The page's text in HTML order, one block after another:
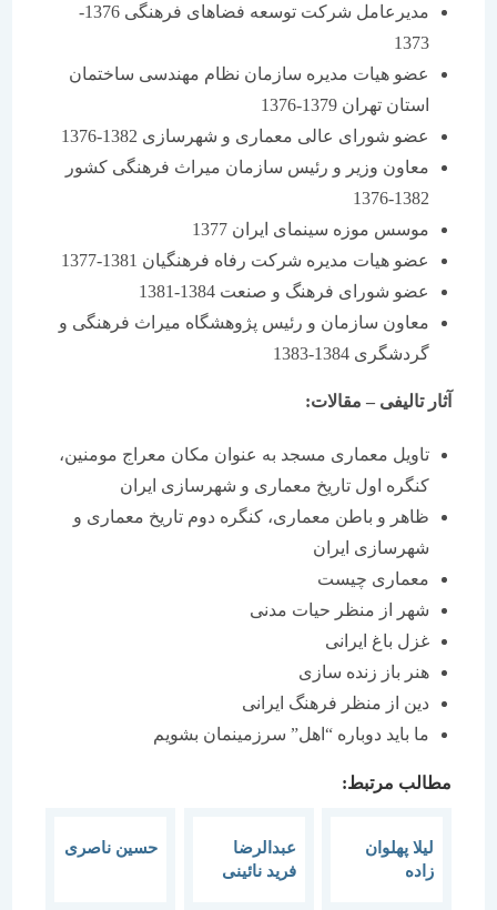
مدیرعامل شركت توسعه فضاهای فرهنگی 1376-
عضو هیات مدیره سازمان نظام مهندسی ساختمان
استان تهران 1379-1376
عضو شورای عالی معماری و شهرسازی 1382-1376
معاون وزیر و رئیس سازمان میراث فرهنگی كشور
موسس موزه سینمای ایران 1377
عضو هیات مدیره شركت رفاه فرهنگیان 1381-1377
عضو شورای فرهنگ و صنعت 1384-1381
معاون سازمان و رئیس پژوهشگاه میراث فرهنگی و
گردشگری 1384-1383
آثار تالیفی – مقالات:
تاویل معماری مسجد به عنوان مكان معراج مومنین،
كنگره اول تاریخ معماری و شهرسازی ایران
ظاهر و باطن معماری، كنگره دوم تاریخ معماری و
شهرسازی ایران
معماری چیست
شهر از منظر حیات مدنی
غزل باغ ایرانی
هنر باز زنده سازی
دین از منظر فرهنگ ایرانی
ما باید دوباره “اهل” سرزمینمان بشویم
مطالب مرتبط:
لیلا پهلوان
عبدالرضا
فرید نائینی
حسین ناصری